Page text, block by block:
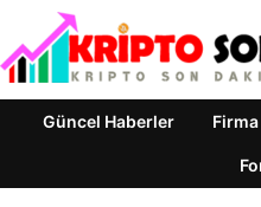
Güncel Haberler